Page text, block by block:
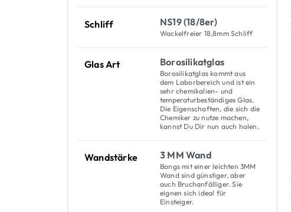
Schliff NS19 (18/8er)
Wackelfreier 18,8mm Schliff
Glas Art Borosilikatglas
Borosilikatglas kommt aus
dem Laborbereich und ist ein
sehr chemikalien- und
temperaturbeständiges Glas.
Die Eigenschaften, die sich die
Chemiker zu nutze machen,
kannst Du Dir nun auch holen.
Wandstärke 3 MM Wand
Bongs mit einer leichten 3MM
Wand sind günstiger, aber
auch Bruchanfälliger. Sie
eignen sich ideal für
Einsteiger.